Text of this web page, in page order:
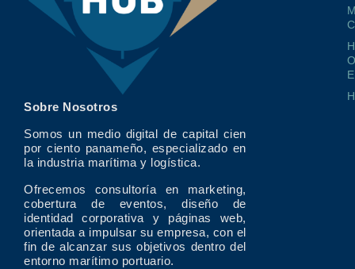
Sobre Nosotros
Somos un medio digital de capital cien
por ciento panameño, especializado en
la industria marítima y logística.
Ofrecemos consultoría en marketing,
cobertura de eventos, diseño de
identidad corporativa y páginas web,
orientada a impulsar su empresa, con el
fin de alcanzar sus objetivos dentro del
entorno marítimo portuario.